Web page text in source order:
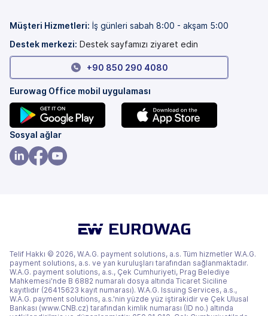
Müşteri Hizmetleri: İş günleri sabah 8:00 - akşam 5:00
Destek merkezi: Destek sayfamızı ziyaret edin
+90 850 290 4080
Eurowag Office mobil uygulaması
(yeni
bir
sekmede)
Sosyal ağlar
Telif Hakkı © 2026, W.A.G. payment solutions, a.s. Tüm hizmetler W.A.G.
payment solutions, a.s. ve yan kuruluşları tarafından sağlanmaktadır.
W.A.G. payment solutions, a.s., Çek Cumhuriyeti, Prag Belediye
Mahkemesi'nde B 6882 numaralı dosya altında Ticaret Siciline
kayıtlıdır (26415623 kayıt numarası). W.A.G. Issuing Services, a.s.,
W.A.G. payment solutions, a.s.'nin yüzde yüz iştirakidir ve Çek Ulusal
Bankası (www.CNB.cz) tarafından kimlik numarası (ID no.) altında